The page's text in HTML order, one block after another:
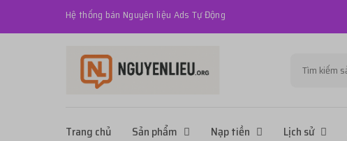
Hệ thống bán Nguyên liệu Ads Tự Động
Trang chủ Sản phẩm Nạp tiền Lịch sử